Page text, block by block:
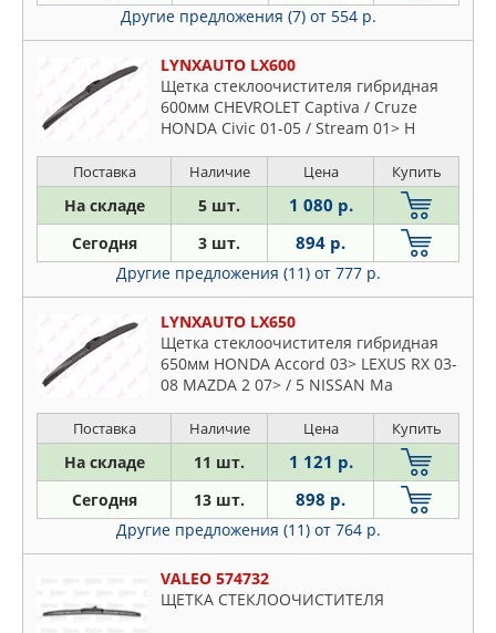
Другие предложения (7) от 554 р.
LYNXAUTO LX600
Щетка стеклоочистителя гибридная
600мм CHEVROLET Captiva / Cruze
HONDA Civic 01-05 / Stream 01> H
Поставка Наличие Цена Купить
На складе 5 шт. 1 080 р.
Сегодня 3 шт. 894 р.
Другие предложения (11) от 777 р.
LYNXAUTO LX650
Щетка стеклоочистителя гибридная
650мм HONDA Accord 03> LEXUS RX 03-
08 MAZDA 2 07> / 5 NISSAN Ma
Поставка Наличие Цена Купить
На складе 11 шт. 1 121 р.
Сегодня 13 шт. 898 р.
Другие предложения (11) от 764 р.
VALEO 574732
ЩЕТКА СТЕКЛООЧИСТИТЕЛЯ